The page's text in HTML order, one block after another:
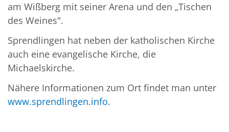
am Wißberg mit seiner Arena und den „Tischen
des Weines".
Sprendlingen hat neben der katholischen Kirche
auch eine evangelische Kirche, die
Michaelskirche.
Nähere Informationen zum Ort findet man unter
www.sprendlingen.info.